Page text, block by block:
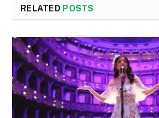
RELATED POSTS